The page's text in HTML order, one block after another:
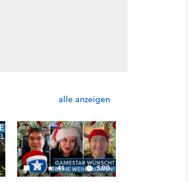
alle anzeigen
20 41 3:00